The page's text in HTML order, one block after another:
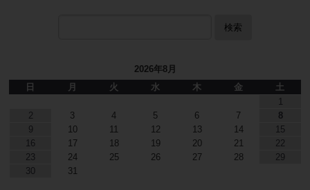
検索
2026年8月
日
月 火 水 木 金
土
1
2
3 4 5 6 7
8
9
10 11 12 13 14
15
16
17 18 19 20 21
22
23
24 25 26 27 28
29
30
31